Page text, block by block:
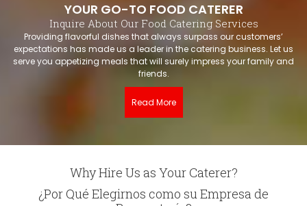
YOUR GO-TO FOOD CATERER
Inquire About Our Food Catering Services
Providing flavorful dishes that always surpass our customers’
expectations has made us a leader in the catering business. Let us
serve you appetizing meals that will surely impress your family and
friends.
Read More
Why Hire Us as Your Caterer?
¿Por Qué Elegirnos como su Empresa de